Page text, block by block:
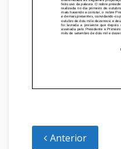
Anterior